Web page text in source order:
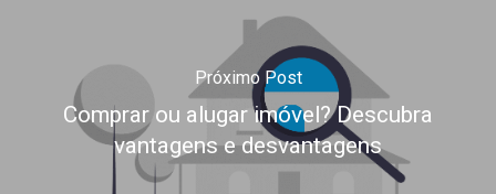
Próximo Post
Comprar ou alugar imóvel? Descubra
vantagens e desvantagens